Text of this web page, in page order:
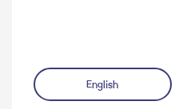
English